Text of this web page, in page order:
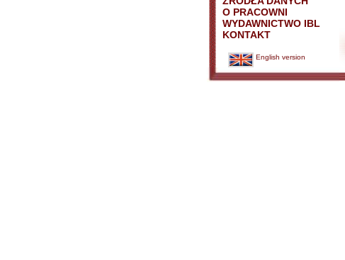
O PRACOWNI
WYDAWNICTWO IBL
KONTAKT
English version